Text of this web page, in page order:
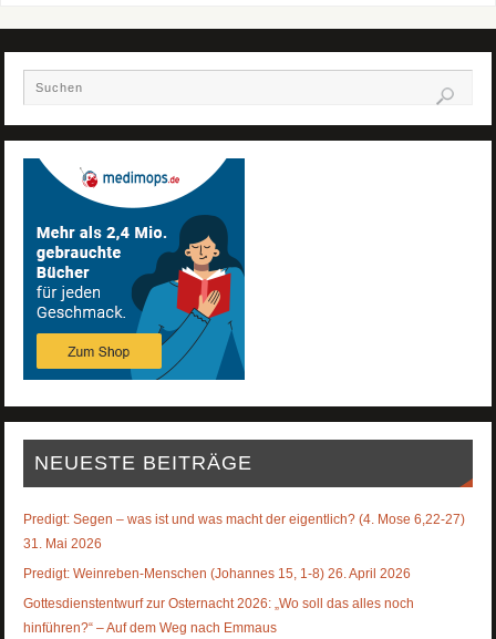
NEUESTE BEITRÄGE
Predigt: Segen – was ist und was macht der eigentlich? (4. Mose 6,22-27)
31. Mai 2026
Predigt: Weinreben-Menschen (Johannes 15, 1-8) 26. April 2026
Gottesdienstentwurf zur Osternacht 2026: „Wo soll das alles noch
hinführen?“ – Auf dem Weg nach Emmaus